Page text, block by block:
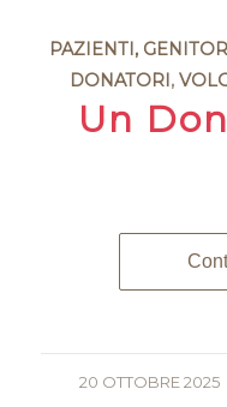
PAZIENTI,
DONATORI,
Un
20 OTTOBRE 2025
/